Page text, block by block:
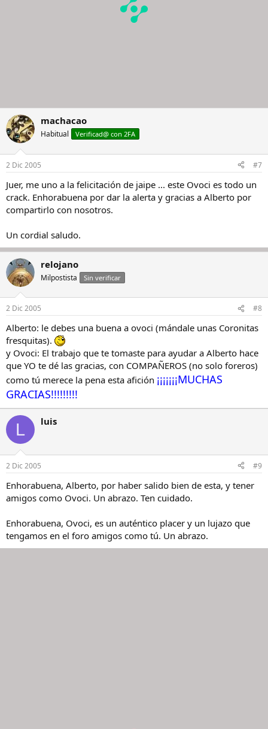
machacao
Habitual Verificad@ con 2FA
2 Dic 2005 #7
Juer, me uno a la felicitación de jaipe ... este Ovoci es todo un
crack. Enhorabuena por dar la alerta y gracias a Alberto por
compartirlo con nosotros.
Un cordial saludo.
relojano
Milpostista Sin verificar
2 Dic 2005 #8
Alberto: le debes una buena a ovoci (mándale unas Coronitas
fresquitas).
y Ovoci: El trabajo que te tomaste para ayudar a Alberto hace
que YO te dé las gracias, con COMPAÑEROS (no solo foreros)
como tú merece la pena esta afición ¡¡¡¡¡¡¡MUCHAS
GRACIAS!!!!!!!!!
L luis
2 Dic 2005 #9
Enhorabuena, Alberto, por haber salido bien de esta, y tener
amigos como Ovoci. Un abrazo. Ten cuidado.
Enhorabuena, Ovoci, es un auténtico placer y un lujazo que
tengamos en el foro amigos como tú. Un abrazo.